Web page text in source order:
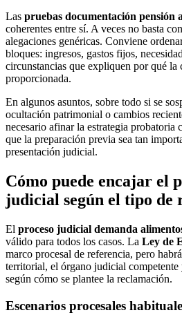
Las pruebas documentación pensión
coherentes entre sí. A veces no basta
alegaciones genéricas. Conviene
bloques: ingresos, gastos fijos,
circunstancias que expliquen por qué la
proporcionada.
En algunos asuntos, sobre todo si se
ocultación patrimonial o cambios
necesario afinar la estrategia probatoria
que la preparación previa sea tan
presentación judicial.
Cómo puede encajar el
judicial según el tipo de
El proceso judicial demanda
válido para todos los casos. La Ley de
marco procesal de referencia, pero
territorial, el órgano judicial
según cómo se plantee la reclamación.
Escenarios procesales